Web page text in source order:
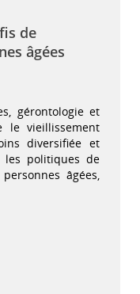
de
âgées
gérontologie et
le vieillissement
diversifiée et
les politiques de
âgées,